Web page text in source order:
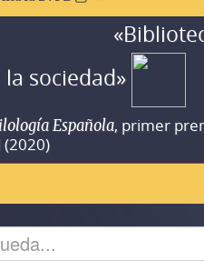
sociedad»
Española, primer